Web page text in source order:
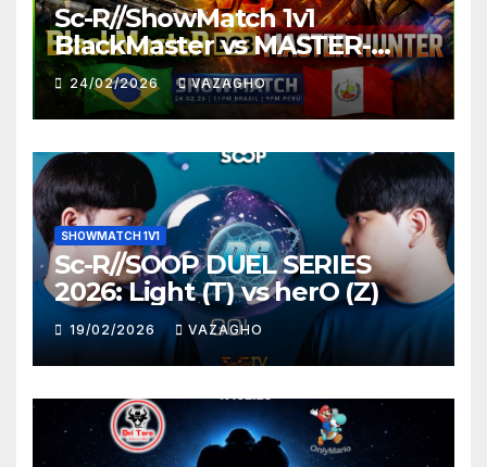
Sc-R//ShowMatch 1v1
BlackMaster vs MASTER-
HUNTER
24/02/2026 VAZAGHO
SHOWMATCH 1V1
Sc-R//SOOP DUEL SERIES
2026: Light (T) vs herO (Z)
19/02/2026 VAZAGHO